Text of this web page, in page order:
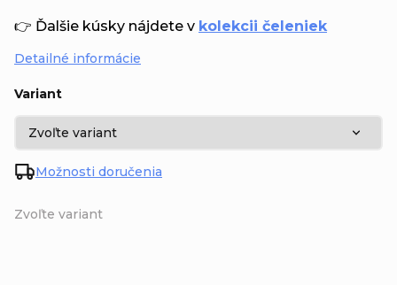
Zvoľte variant
Variant
Možnosti doručenia
👉 Ďalšie kúsky nájdete v kolekcii čeleniek
Detailné informácie